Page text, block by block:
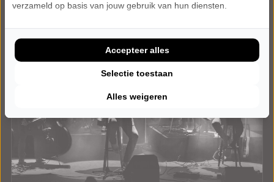
verzameld op basis van jouw gebruik van hun diensten.
Alles weigeren
Selectie toestaan
Accepteer alles